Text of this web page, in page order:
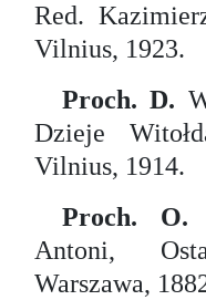
Red.
Vilnius, 1923.
Proch. D.
Dzieje
Vilnius, 1914.
Proch.
Antoni,
Warszawa,